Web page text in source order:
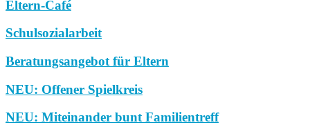
Eltern-Café
Schulsozialarbeit
Beratungsangebot für Eltern
NEU: Offener Spielkreis
NEU: Miteinander bunt Familientreff